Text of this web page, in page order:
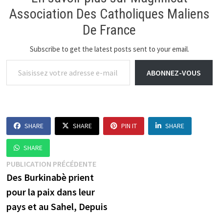
Association Des Catholiques Maliens
De France
Subscribe to get the latest posts sent to your email.
Saisissez votre adresse e-mail…
ABONNEZ-VOUS
SHARE SHARE PIN IT SHARE
SHARE
Navigation
de
l’article
PUBLICATION PRÉCÉDENTEPublication
Des Burkinabè prient
pour la paix dans leur
pays et au Sahel, Depuis